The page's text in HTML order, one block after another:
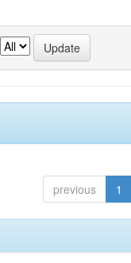
previous 1